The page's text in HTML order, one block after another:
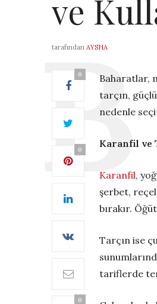
ve
tarafından AYSHA
0
0
0
Baharatlar,
tarçın,
nedenle
Karanfil ve
Karanfil,
şerbet, reçel
bırakır.
Tarçın ise
tariflerde